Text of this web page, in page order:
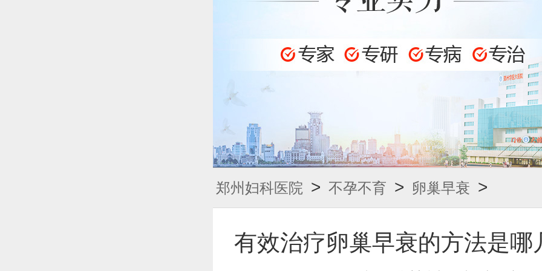
郑州妇科医院 > 不孕不育 > 卵巢早衰 >
有效治疗卵巢早衰的方法是哪